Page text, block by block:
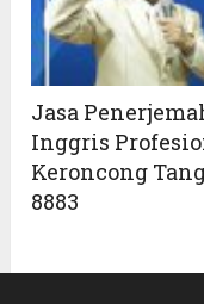
Jasa
Inggris
Keroncong
8883